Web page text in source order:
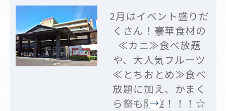
2月はイベント盛りだ
くさん！豪華食材の
≪カニ≫食べ放題
や、大人気フルーツ
≪とちおとめ≫食べ
放題に加え、かまく
ら祭も開催！！！☆